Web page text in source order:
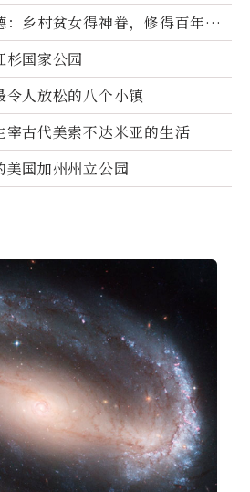
：乡村贫女得神眷，修得百年不
杉国家公园
令人放松的八个小镇
宰古代美索不达米亚的生活
美国加州州立公园